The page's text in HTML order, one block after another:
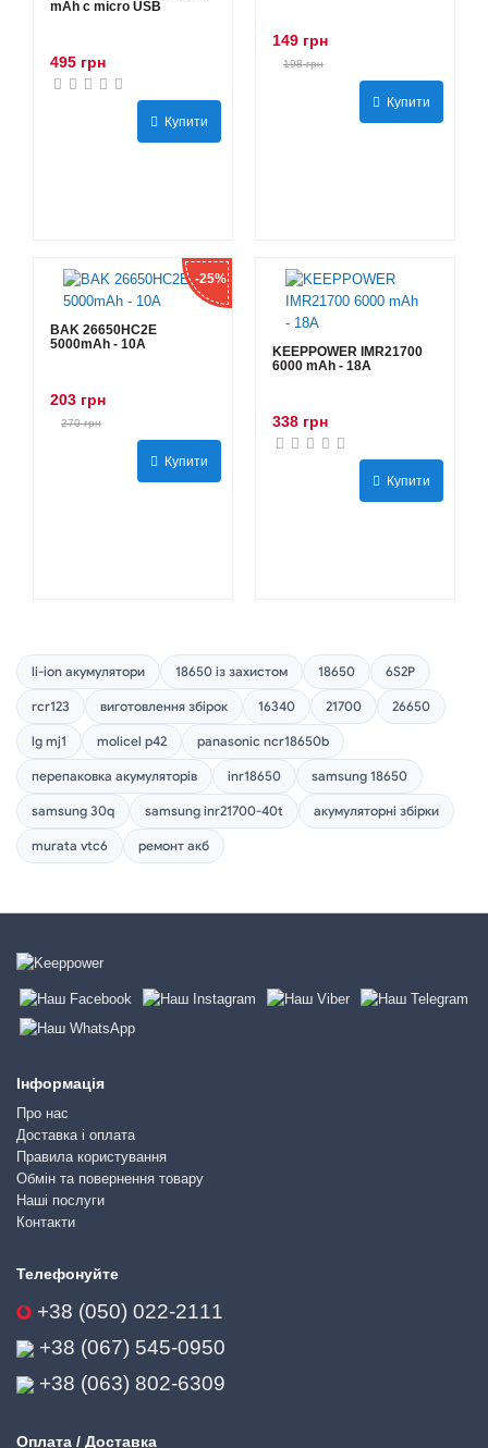
mAh с micro USB
495 грн
Купити
149 грн
198 грн
Купити
-25%
BAK 26650HC2E
5000mAh - 10А
203 грн
270 грн
Купити
KEEPPOWER IMR21700
6000 mAh - 18А
338 грн
Купити
li-ion акумулятори 18650 із захистом 18650 6S2P
rcr123 виготовлення збірок 16340 21700 26650
lg mj1 molicel p42 panasonic ncr18650b
перепаковка акумуляторів inr18650 samsung 18650
samsung 30q samsung inr21700-40t акумуляторні збірки
murata vtc6 ремонт акб
Інформація
Про нас
Доставка і оплата
Правила користування
Обмін та повернення товару
Наші послуги
Контакти
Телефонуйте
+38 (050) 022-2111
+38 (067) 545-0950
+38 (063) 802-6309
Оплата / Доставка